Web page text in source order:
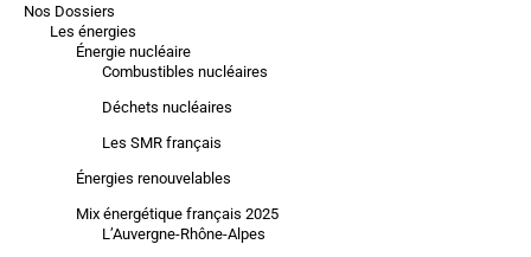
Nos Dossiers
Les énergies
Énergie nucléaire
Combustibles nucléaires
Déchets nucléaires
Les SMR français
Énergies renouvelables
Mix énergétique français 2025
L’Auvergne-Rhône-Alpes